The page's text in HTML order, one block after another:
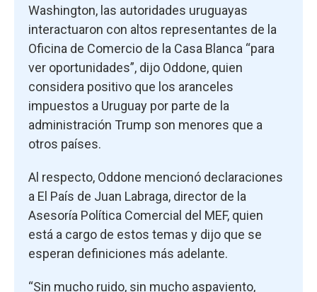
Washington, las autoridades uruguayas
interactuaron con altos representantes de la
Oficina de Comercio de la Casa Blanca “para
ver oportunidades”, dijo Oddone, quien
considera positivo que los aranceles
impuestos a Uruguay por parte de la
administración Trump son menores que a
otros países.
Al respecto, Oddone mencionó declaraciones
a El País de Juan Labraga, director de la
Asesoría Política Comercial del MEF, quien
está a cargo de estos temas y dijo que se
esperan definiciones más adelante.
“Sin mucho ruido, sin mucho aspaviento,